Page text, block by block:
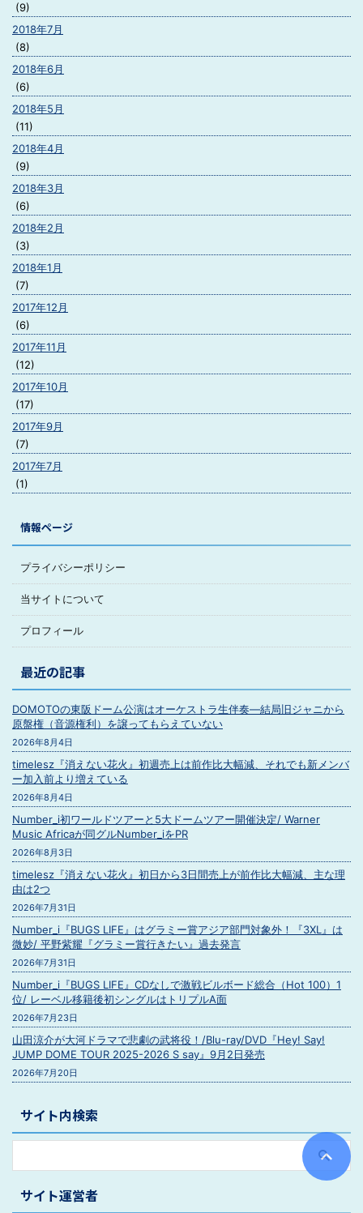
(9)
2018年7月
(8)
2018年6月
(6)
2018年5月
(11)
2018年4月
(9)
2018年3月
(6)
2018年2月
(3)
2018年1月
(7)
2017年12月
(6)
2017年11月
(12)
2017年10月
(17)
2017年9月
(7)
2017年7月
(1)
情報ページ
プライバシーポリシー
当サイトについて
プロフィール
最近の記事
DOMOTOの東阪ドーム公演はオーケストラ生伴奏―結局旧ジャニから
原盤権（音源権利）を譲ってもらえていない
2026年8月4日
timelesz『消えない花火』初週売上は前作比大幅減、それでも新メンバ
ー加入前より増えている
2026年8月4日
Number_i初ワールドツアーと5大ドームツアー開催決定/ Warner
Music Africaが同グルNumber_iをPR
2026年8月3日
timelesz『消えない花火』初日から3日間売上が前作比大幅減、主な理
由は2つ
2026年7月31日
Number_i『BUGS LIFE』はグラミー賞アジア部門対象外！『3XL』は
微妙/ 平野紫耀『グラミー賞行きたい』過去発言
2026年7月31日
Number_i『BUGS LIFE』CDなしで激戦ビルボード総合（Hot 100）1
位/ レーベル移籍後初シングルはトリプルA面
2026年7月23日
山田涼介が大河ドラマで悲劇の武将役！/Blu-ray/DVD『Hey! Say!
JUMP DOME TOUR 2025-2026 S say』9月2日発売
2026年7月20日
サイト内検索
サイト運営者